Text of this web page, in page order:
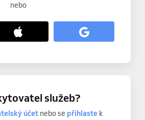
nebo
služeb?
účetnebo se přihlastek